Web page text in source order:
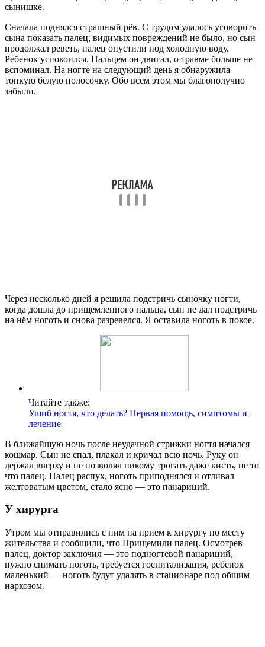
сынишке.
Сначала поднялся страшный рёв. С трудом удалось уговорить
сына показать палец, видимых повреждений не было, но сын
продолжал реветь, палец опустили под холодную воду.
Ребенок успокоился. Пальцем он двигал, о травме больше не
вспоминал. На ногте на следующий день я обнаружила
тонкую белую полосочку. Обо всем этом мы благополучно
забыли.
Через несколько дней я решила подстричь сыночку ногти,
когда дошла до прищемленного пальца, сын не дал подстричь
на нём ноготь и снова разревелся. Я оставила ноготь в покое.
Читайте также:
Ушиб ногтя, что делать? Первая помощь, симптомы и
лечение
В ближайшую ночь после неудачной стрижки ногтя начался
кошмар. Сын не спал, плакал и кричал всю ночь. Руку он
держал вверху и не позволял никому трогать даже кисть, не то
что палец. Палец распух, ноготь приподнялся и отливал
желтоватым цветом, стало ясно — это панариций.
У хирурга
Утром мы отправились с ним на прием к хирургу по месту
жительства и сообщили, что Прищемили палец. Осмотрев
палец, доктор заключил — это подногтевой панариций,
нужно снимать ноготь, требуется госпитализация, ребенок
маленький — ноготь будут удалять в стационаре под общим
наркозом.